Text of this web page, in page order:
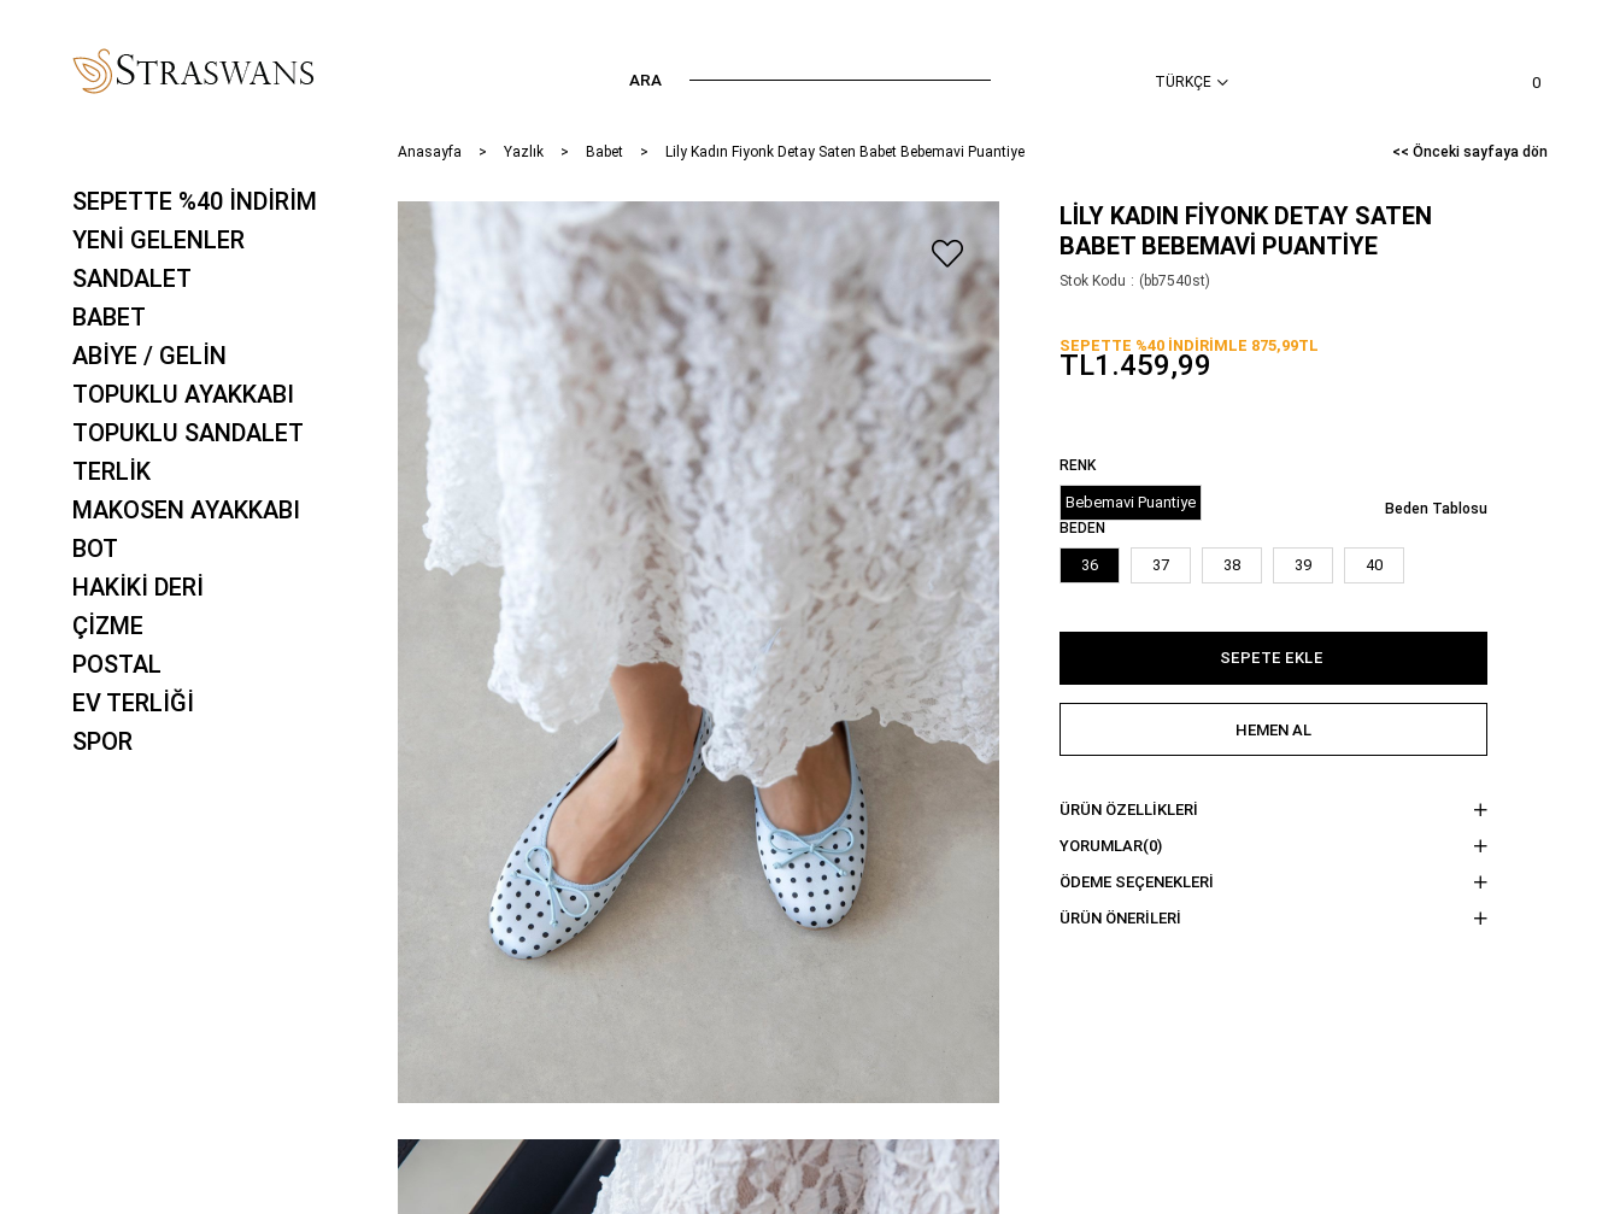
TÜRKÇE 0
SEPETTE %40 İNDİRİM
YENİ GELENLER
SANDALET
BABET
ABİYE / GELİN
TOPUKLU AYAKKABI
TOPUKLU SANDALET
TERLİK
MAKOSEN AYAKKABI
BOT
HAKİKİ DERİ
ÇİZME
POSTAL
EV TERLİĞİ
SPOR
ARA
Anasayfa Yazlık Babet Lily Kadın Fiyonk Detay Saten Babet Bebemavi Puantiye << Önceki sayfaya dön
LILY KADIN FIYONK DETAY SATEN
BABET BEBEMAVI PUANTIYE
Stok Kodu (bb7540st)
SEPETTE %40 İNDİRİMLE 875,99TL
TL1.459,99
RENK
Bebemavi Puantiye
BEDEN
36 37 38 39 40
Beden Tablosu
ÜRÜN ÖZELLIKLERI
YORUMLAR(0)
ÖDEME SEÇENEKLERI
ÜRÜN ÖNERILERI